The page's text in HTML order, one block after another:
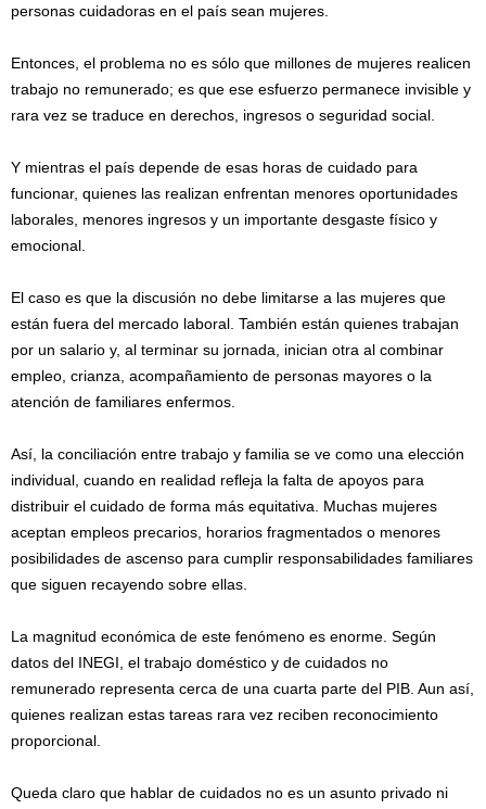
personas cuidadoras en el país sean mujeres.
Entonces, el problema no es sólo que millones de mujeres realicen
trabajo no remunerado; es que ese esfuerzo permanece invisible y
rara vez se traduce en derechos, ingresos o seguridad social.
Y mientras el país depende de esas horas de cuidado para
funcionar, quienes las realizan enfrentan menores oportunidades
laborales, menores ingresos y un importante desgaste físico y
emocional.
El caso es que la discusión no debe limitarse a las mujeres que
están fuera del mercado laboral. También están quienes trabajan
por un salario y, al terminar su jornada, inician otra al combinar
empleo, crianza, acompañamiento de personas mayores o la
atención de familiares enfermos.
Así, la conciliación entre trabajo y familia se ve como una elección
individual, cuando en realidad refleja la falta de apoyos para
distribuir el cuidado de forma más equitativa. Muchas mujeres
aceptan empleos precarios, horarios fragmentados o menores
posibilidades de ascenso para cumplir responsabilidades familiares
que siguen recayendo sobre ellas.
La magnitud económica de este fenómeno es enorme. Según
datos del INEGI, el trabajo doméstico y de cuidados no
remunerado representa cerca de una cuarta parte del PIB. Aun así,
quienes realizan estas tareas rara vez reciben reconocimiento
proporcional.
Queda claro que hablar de cuidados no es un asunto privado ni